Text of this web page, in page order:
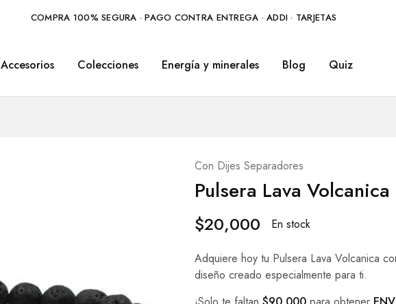
COMPRA 100% SEGURA · PAGO CONTRA ENTREGA · ADDI · TARJETAS
Accesorios Colecciones Energía y minerales Blog Quiz
Con Dijes Separadores
Pulsera Lava
$20,000 En stock
Adquiere hoy tu Pulsera Lava Volcanica
diseño creado especialmente para ti.